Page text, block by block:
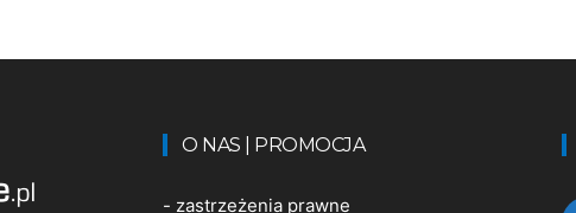
O NAS | PROMOCJA
- zastrzeżenia prawne